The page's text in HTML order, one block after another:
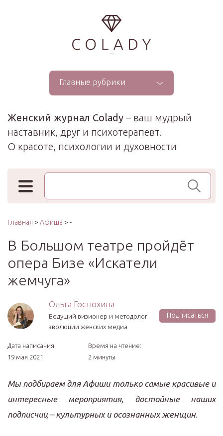
...
Главные рубрики
Женский журнал Colady – ваш мудрый
наставник, друг и психотерапевт.
О красоте, психологии и духовности
Поиск по сайту
Главная > Афиша > -
В Большом театре пройдёт
опера Бизе «Искатели
жемчуга»
Ольга Гостюхина
Ведущий визионер и методолог
эволюции женских медиа
Подписаться
Дата написания:
19 мая 2021
Время на чтение:
2 минуты
Мы подбираем для Афиши только самые красивые и
интересные мероприятия, достойные наших
подписчиц – культурных и осознанных женщин.